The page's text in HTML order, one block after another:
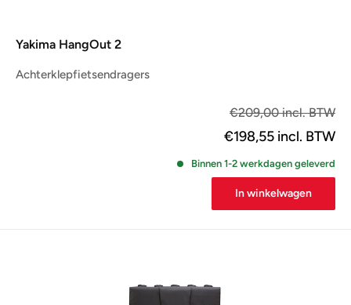
Yakima HangOut 2
Achterklepfietsendragers
€209,00 incl. BTW
€198,55 incl. BTW
Binnen 1-2 werkdagen geleverd
In winkelwagen